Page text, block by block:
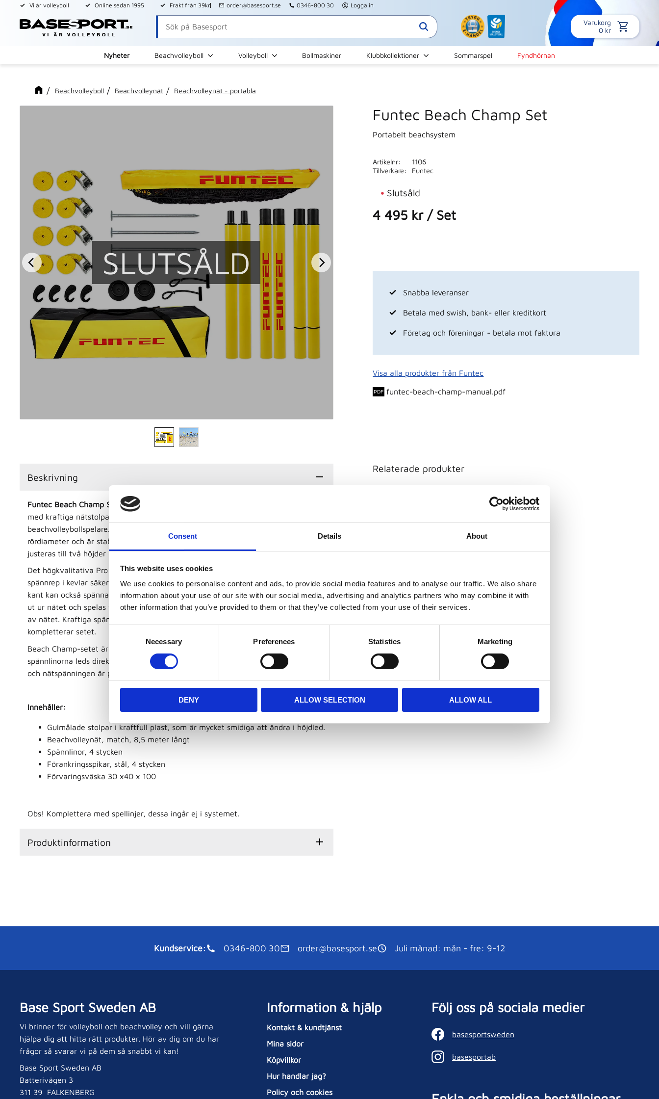
Consent Details About
This website uses cookies
We use cookies to personalise content and ads, to provide social media features and to analyse our traffic. We also share
information about your use of our site with our social media, advertising and analytics partners who may combine it with
other information that you’ve provided to them or that they’ve collected from your use of their services.
s
e
e
e
Necessary Preferences Statistics Marketing
DENY ALLOW SELECTION ALLOW ALL
Vi är volleyboll Online sedan 1995 Frakt från 39kr order@basesport.se 0346-800 30 Logga in
Varukorg
0 kr
Nyheter Beachvolleyboll Volleyboll Bollmaskiner Klubbkollektioner Sommarspel Fyndhörnan
Beachvolleyboll Beachvolleynät Beachvolleynät - portabla
SLUTSÅLD
Funtec Beach Champ Set
Portabelt beachsystem
4 495 kr / Set
Slutsåld
Artikelnr
1106
Tillverkare
Funtec
funtec-beach-champ-manual.pdf
Visa alla produkter från Funtec
Snabba leveranser
Betala med swish, bank- eller kreditkort
Företag och föreningar - betala mot faktura
Beskrivning
Funtec Beach Champ Setett portablent tävlingsnätsystemet för beachvolleyboll
med kraftiga nätstolpar i plast för träning och tävling för ambitiösa
beachvolleybollspelare. De gula plastnätstolparna i Beach Champ Set har en stor
rördiameter och är stabila och lätta på samma gång. Nätet kan snabbt och enkelt
justeras till två höjder (2,43 m/2,24 m) tack vare en löstagbar fotsektion.
Det högkvalitativa Pro Beach-nätet (8,5 m långt) med sidoförstärkning och
spännrep i kevlar säkerställer optimal spänning av nätets övre kant. Nätets nedre
kant kan också spännas för bästa möjliga spelförhållanden: Bollen kommer tillbaka
ut ur nätet och spelas vidare. Elastiska bungees säkerställer automatisk centrering
av nätet. Kraftiga spännband med klämlås, pinnar och en stor packpåse
kompletterar setet.
Beach Champ-setet är utrustat med FUNTEC-spänningssystemet: De nedre
spännlinorna leds direkt till spännbanden. Nätstolparna är därför extremt stabila
och nätspänningen är perfekt för spel på hög nivå.
Innehåller:
Gulmålade stolpar i kraftfull plast, som är mycket smidiga att ändra i höjdled.
Beachvolleynät, match, 8,5 meter långt
Spännlinor, 4 stycken
Förankringsspikar, stål, 4 stycken
Förvaringsväska 30 x40 x 100
Obs! Komplettera med spellinjer, dessa ingår ej i systemet.
Produktinformation
Relaterade produkter
Funtec Pro
Beachvolleylinjer
Beachvolleylinjer för
1 845kr
6 Set i lager
Kundservice: 0346-800 30 order@basesport.se Juli månad: mån - fre: 9-12
Base Sport Sweden AB
Vi brinner för volleyboll och beachvolley och vill gärna
hjälpa dig att hitta rätt produkter. Hör av dig om du har
frågor så svarar vi på dem så snabbt vi kan!
Base Sport Sweden AB
Batterivägen 3
311 39 FALKENBERG
Information & hjälp
Kontakt & kundtjänst
Mina sidor
Köpvillkor
Hur handlar jag?
Policy och cookies
Följ oss på sociala medier
basesportsweden
basesportab